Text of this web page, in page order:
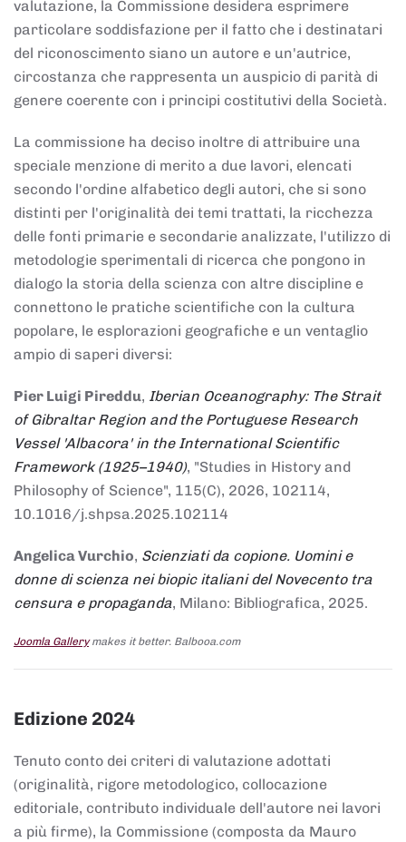
valutazione, la Commissione desidera esprimere
particolare soddisfazione per il fatto che i destinatari
del riconoscimento siano un autore e un'autrice,
circostanza che rappresenta un auspicio di parità di
genere coerente con i principi costitutivi della Società.
La commissione ha deciso inoltre di attribuire una
speciale menzione di merito a due lavori, elencati
secondo l'ordine alfabetico degli autori, che si sono
distinti per l'originalità dei temi trattati, la ricchezza
delle fonti primarie e secondarie analizzate, l'utilizzo di
metodologie sperimentali di ricerca che pongono in
dialogo la storia della scienza con altre discipline e
connettono le pratiche scientifiche con la cultura
popolare, le esplorazioni geografiche e un ventaglio
ampio di saperi diversi:
Pier Luigi Pireddu, Iberian Oceanography: The Strait
of Gibraltar Region and the Portuguese Research
Vessel 'Albacora' in the International Scientific
Framework (1925–1940), "Studies in History and
Philosophy of Science", 115(C), 2026, 102114,
10.1016/j.shpsa.2025.102114
Angelica Vurchio, Scienziati da copione. Uomini e
donne di scienza nei biopic italiani del Novecento tra
censura e propaganda, Milano: Bibliografica, 2025.
Joomla Gallerymakes it better. Balbooa.com
Edizione 2024
Tenuto conto dei criteri di valutazione adottati
(originalità, rigore metodologico, collocazione
editoriale, contributo individuale dell'autore nei lavori
a più firme), la Commissione (composta da Mauro